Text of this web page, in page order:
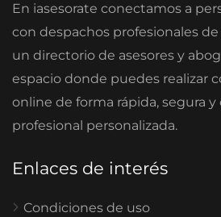
En iasesorate conectamos a
con despachos profesionales
un directorio de asesores y
espacio donde puedes realizar
online de forma rápida, segura
profesional personalizada.
Enlaces de interés
Condiciones de uso